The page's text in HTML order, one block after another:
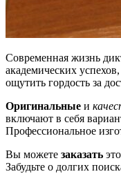
Современная жизнь
академических
ощутить гордость за
Оригинальные и
включают в себя
Профессиональное
Вы можете заказать
Забудьте о долгих